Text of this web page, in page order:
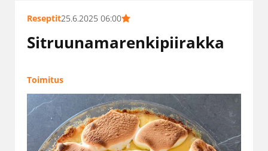
Reseptit25.6.2025 06:00
Sitruunamarenkipiirakka
Toimitus